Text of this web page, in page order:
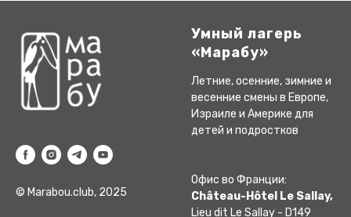
© Marabou.club, 2025
Умный лагерь
«Марабу»
Летние, осенние, зимние и
весенние смены в Европе,
Израиле и Америке для
детей и подростков
Офис во Франции:
Château-Hôtel Le Sallay,
Lieu dit Le Sallay - D149